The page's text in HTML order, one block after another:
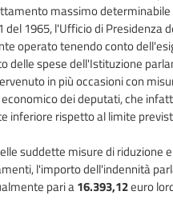
massimo determinabile
del 1965, l'Ufficio di Presidenza
operato tenendo conto
delle spese dell'Istituzione
in più occasioni con
dei deputati, che
inferiore rispetto al limite
suddette misure di riduzione
l'importo dell'indennità
pari a16.393,12euro